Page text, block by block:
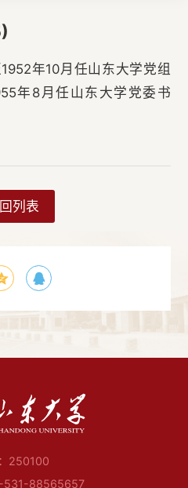
年10月任山东大学党组
年8月任山东大学党委书
列表
250100
531-88565657